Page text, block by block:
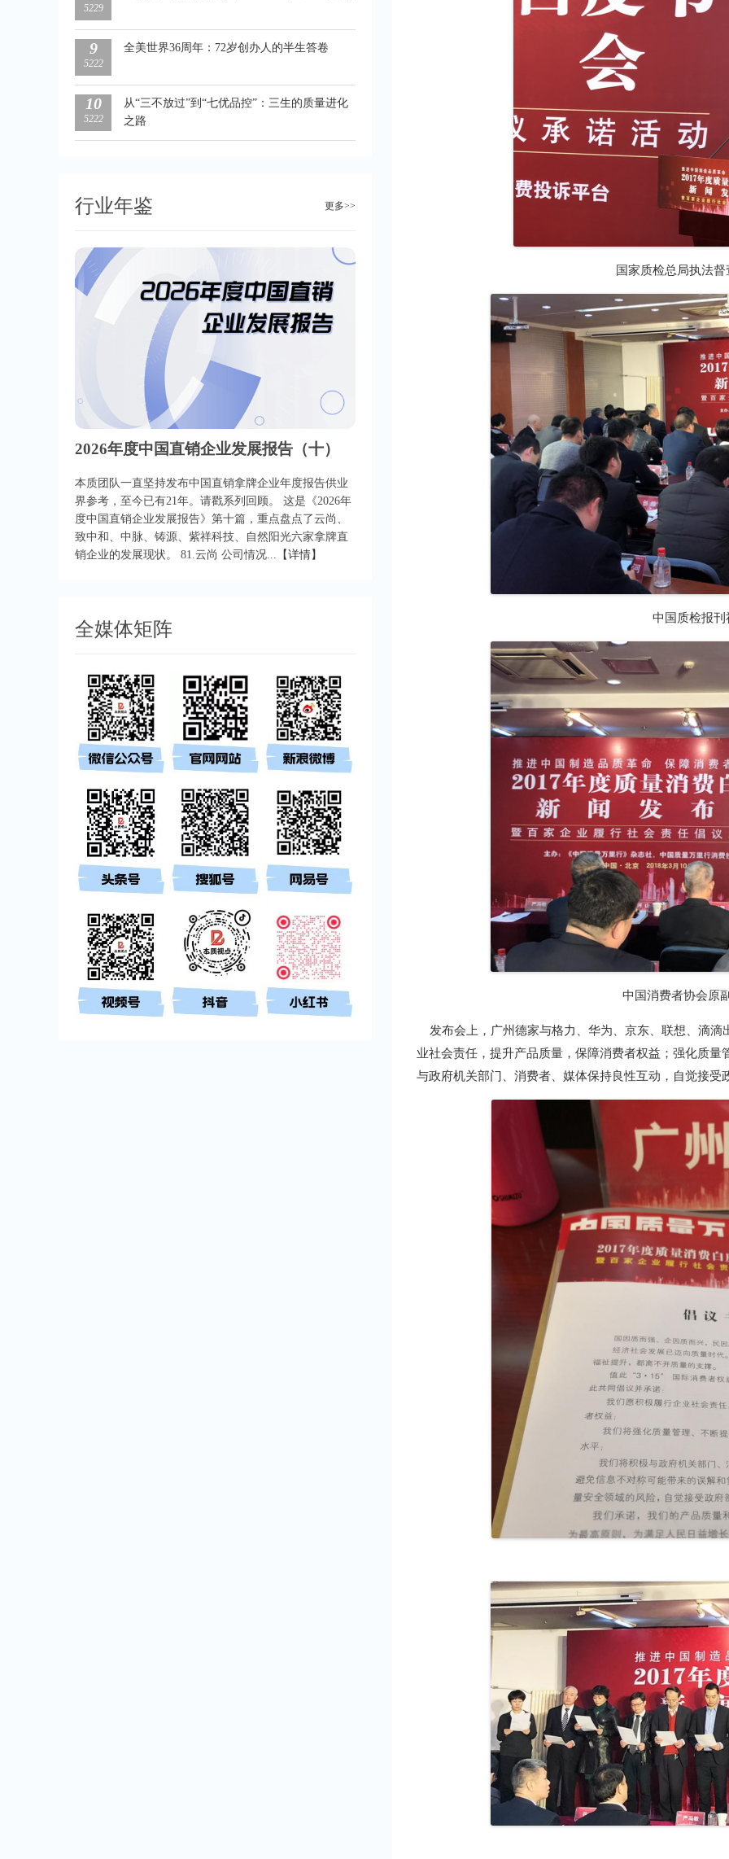
5229
9
5222
全美世界36周年：72岁创办人的半生答卷
10
5222
从“三不放过”到“七优品控”：三生的质量进化
之路
行业年鉴 更多>>
2026年度中国直销企业发展报告（十）
本质团队一直坚持发布中国直销拿牌企业年度报告供业
界参考，至今已有21年。请戳系列回顾。 这是《2026年
度中国直销企业发展报告》第十篇，重点盘点了云尚、
致中和、中脉、铸源、紫祥科技、自然阳光六家拿牌直
销企业的发展现状。 81.云尚 公司情况...
【详情】
全媒体矩阵
国家质检总局执法
中国质检报刊
中国消费者协会原
发布会上，广州德家与格力、华为、京东、联想、滴滴
业社会责任，提升产品质量，保障消费者权益；强化质
与政府机关部门、消费者、媒体保持良性互动，自觉接受